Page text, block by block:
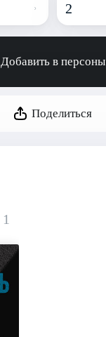
2
Добавить в персоны
Поделиться
1